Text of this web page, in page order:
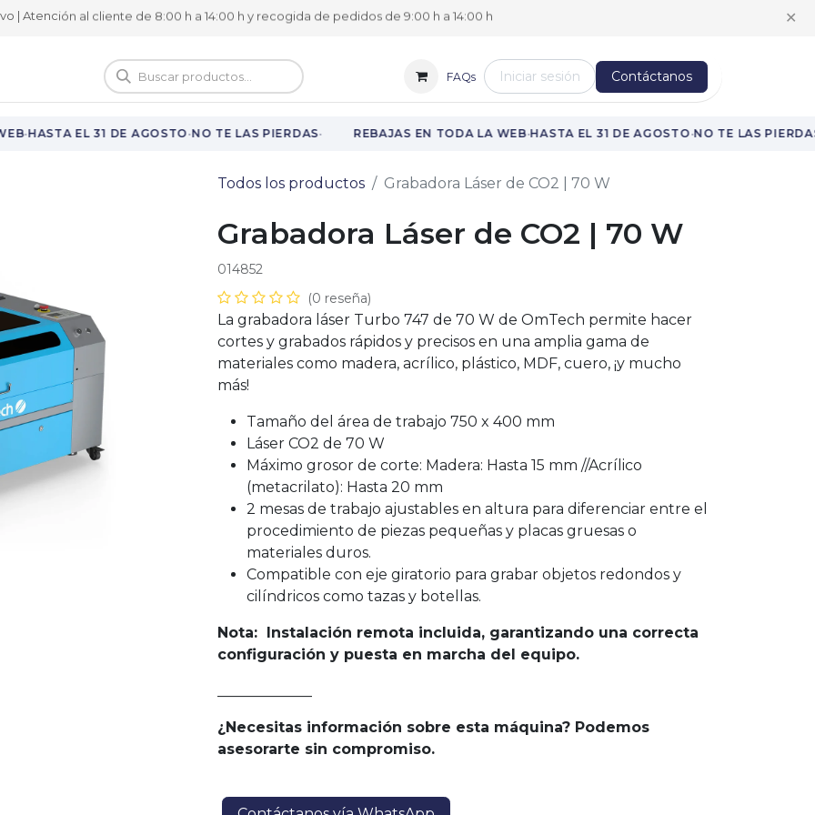
| Atención al cliente de 8:00 h a 14:00 h y recogida de pedidos de 9:00 h a 14:00 h ✕
Vuelta al cole FAQs Iniciar sesión Contáctanos
·HASTA EL 31 DE AGOSTO·NO TE LAS PIERDAS· REBAJAS EN TODA LA WEB·HASTA EL 31 DE AGOSTO·NO TE LAS PIERDAS·
Todos los productos Grabadora Láser de CO2 | 70 W
Grabadora Láser de CO2 | 70 W
014852
(0 reseña)
La grabadora láser Turbo 747 de 70 W de OmTech permite hacer
cortes y grabados rápidos y precisos en una amplia gama de
materiales como madera, acrílico, plástico, MDF, cuero, ¡y mucho
más!
Tamaño del área de trabajo 750 x 400 mm
Láser CO2 de 70 W
Máximo grosor de corte: Madera: Hasta 15 mm //Acrílico
(metacrilato): Hasta 20 mm
2 mesas de trabajo ajustables en altura para diferenciar entre el
procedimiento de piezas pequeñas y placas gruesas o
materiales duros.
Compatible con eje giratorio para grabar objetos redondos y
cilíndricos como tazas y botellas.
Nota: Instalación remota incluida, garantizando una correcta
configuración y puesta en marcha del equipo.
¿Necesitas información sobre esta máquina? Podemos
asesorarte sin compromiso.